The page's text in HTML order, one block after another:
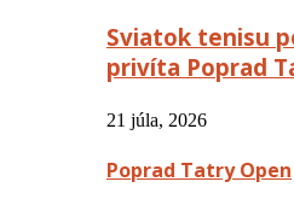
Sviatok tenisu
privíta Poprad
21 júla, 2026
Poprad Tatry Open